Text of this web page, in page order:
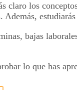
claro los
bajas
lo que has